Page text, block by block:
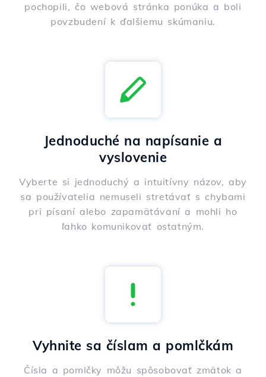
pochopili, čo webová stránka ponúka a boli
povzbudení k ďalšiemu skúmaniu.
Jednoduché na napísanie a
vyslovenie
Vyberte si jednoduchý a intuitívny názov, aby
sa používatelia nemuseli stretávať s chybami
pri písaní alebo zapamätávaní a mohli ho
ľahko komunikovať ostatným.
Vyhnite sa číslam a pomlčkám
Čísla a pomlčky môžu spôsobovať zmätok a